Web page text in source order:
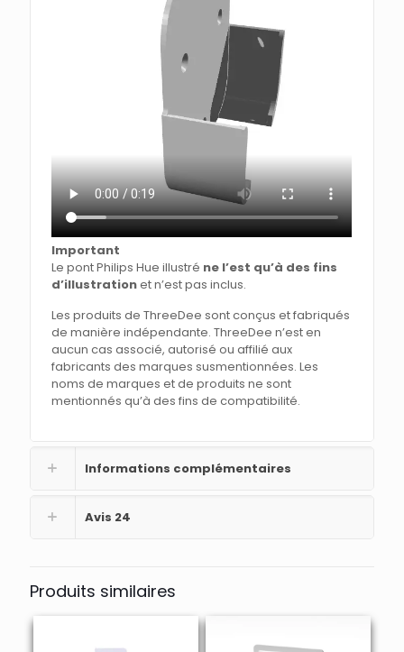
Important
Le pont Philips Hue illustré ne l’est qu’à des fins
d’illustrationet n’est pas inclus.
Les produits de ThreeDee sont conçus et fabriqués
de manière indépendante. ThreeDee n’est en
aucun cas associé, autorisé ou affilié aux
fabricants des marques susmentionnées. Les
noms de marques et de produits ne sont
mentionnés qu’à des fins de compatibilité.
Informations complémentaires
Avis 24
Produits similaires